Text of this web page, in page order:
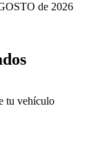
de 2026
tu vehículo